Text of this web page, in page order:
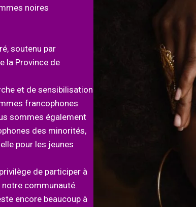
noires
soutenu par
la Province de
et de sensibilisation
francophones
sommes également
des minorités,
pour les jeunes
de participer à
communauté.
encore beaucoup à